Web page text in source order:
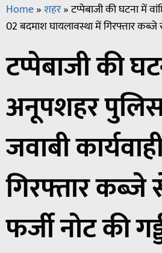
Home»शहर»टप्पेबाजी की घटना में
02 बदमाश घायलावस्था में गिरफ्तार
टप्पेबाजी की
अनूपशहर
जवाबी
गिरफ्तार
फर्जी नोट की